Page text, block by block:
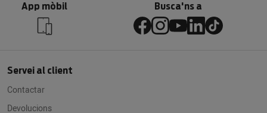
App mòbil Busca'ns a
Servei al client
Contactar
Devolucions